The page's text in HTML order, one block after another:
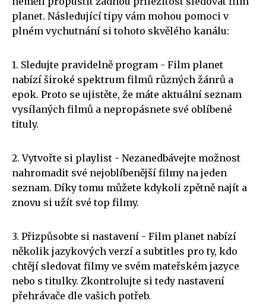
planet. Následující tipy vám mohou pomoci v
plném vychutnání si tohoto skvělého kanálu:
1. Sledujte pravidelně program - Film planet
nabízí široké spektrum filmů různých žánrů a
epok. Proto se ujistěte, že máte aktuální seznam
vysílaných filmů a nepropásnete své oblíbené
tituly.
2. Vytvořte si playlist - Nezanedbávejte možnost
nahromadit své nejoblíbenější filmy na jeden
seznam. Díky tomu můžete kdykoli zpětně najít a
znovu si užít své top filmy.
3. Přizpůsobte si nastavení - Film planet nabízí
několik jazykových verzí a subtitles pro ty, kdo
chtějí sledovat filmy ve svém mateřském jazyce
nebo s titulky. Zkontrolujte si tedy nastavení
přehrávače dle vašich potřeb.